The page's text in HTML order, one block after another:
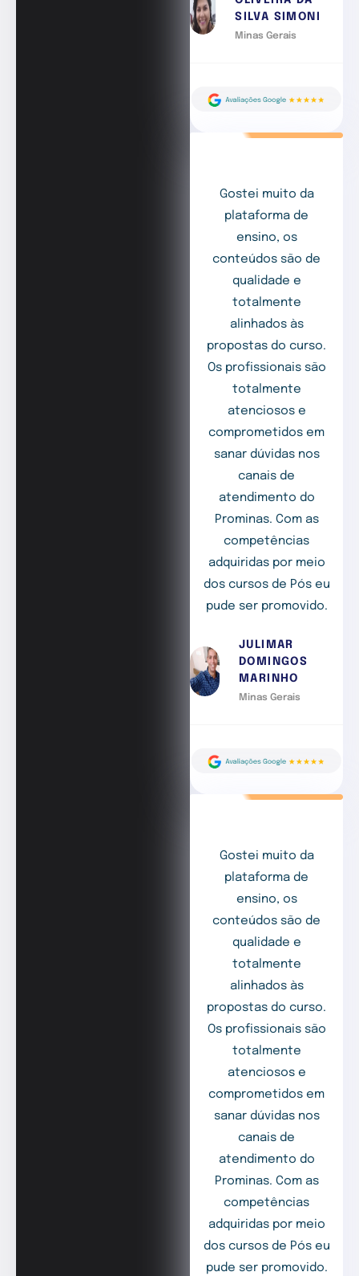
SILVA SIMONI
Minas Gerais
Gostei muito da
plataforma de
ensino, os
conteúdos são de
qualidade e
totalmente
alinhados às
propostas do curso.
Os profissionais são
totalmente
atenciosos e
comprometidos em
sanar dúvidas nos
canais de
atendimento do
Prominas. Com as
competências
adquiridas por meio
dos cursos de Pós eu
pude ser promovido.
JULIMAR
DOMINGOS
MARINHO
Minas Gerais
Gostei muito da
plataforma de
ensino, os
conteúdos são de
qualidade e
totalmente
alinhados às
propostas do curso.
Os profissionais são
totalmente
atenciosos e
comprometidos em
sanar dúvidas nos
canais de
atendimento do
Prominas. Com as
competências
adquiridas por meio
dos cursos de Pós eu
pude ser promovido.